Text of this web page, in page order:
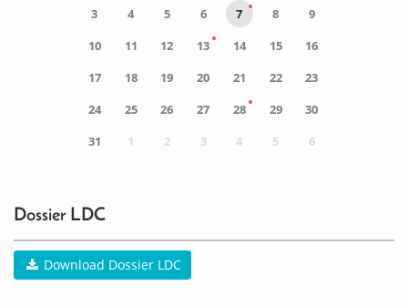
3
4 5 6 7 8
9
10
11 12 13 14 15
16
17
18 19 20 21 22
23
24
25 26 27 28 29
30
31
1 2 3 4 5 6
Dossier LDC
Download Dossier LDC